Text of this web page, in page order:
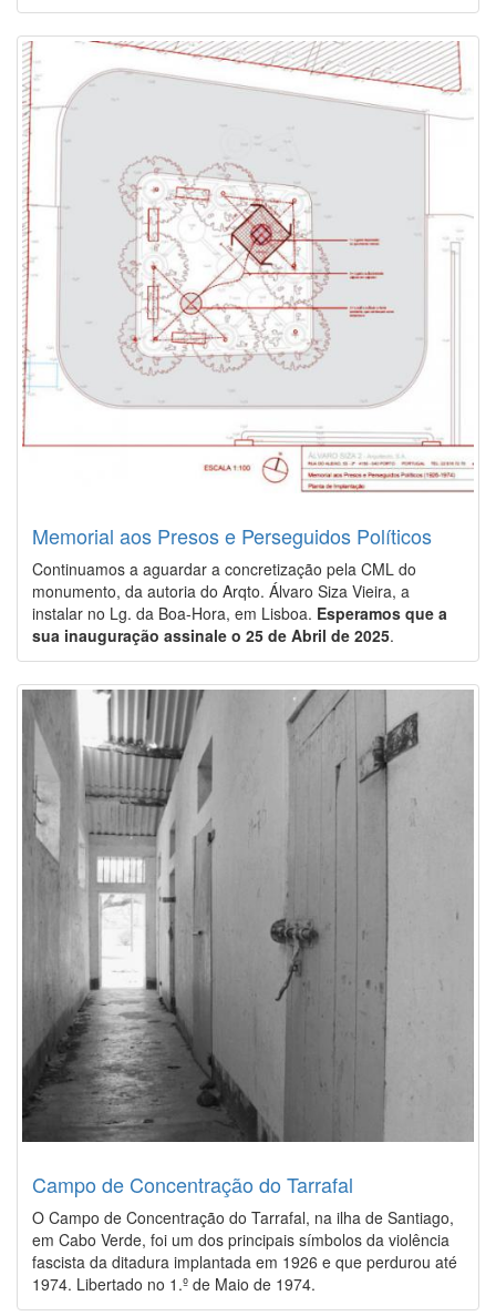
Image
Memorial aos Presos e Perseguidos Políticos
Continuamos a aguardar a concretização pela CML do
monumento, da autoria do Arqto. Álvaro Siza Vieira, a
instalar no Lg. da Boa-Hora, em Lisboa. Esperamos que a
sua inauguração assinale o 25 de Abril de 2025.
Image
Campo de Concentração do Tarrafal
O Campo de Concentração do Tarrafal, na ilha de Santiago,
em Cabo Verde, foi um dos principais símbolos da violência
fascista da ditadura implantada em 1926 e que perdurou até
1974. Libertado no 1.º de Maio de 1974.